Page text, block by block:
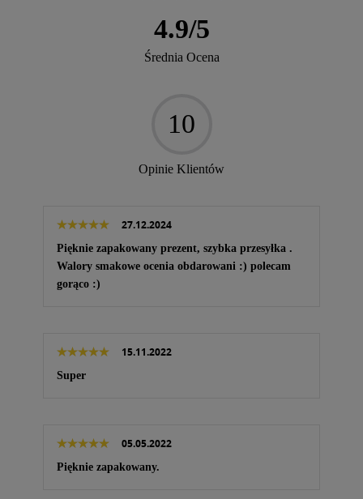
4.9/5
Średnia Ocena
10
Opinie Klientów
27.12.2024
Pięknie zapakowany prezent, szybka przesyłka .
Walory smakowe ocenia obdarowani :) polecam
gorąco :)
15.11.2022
Super
05.05.2022
Pięknie zapakowany.